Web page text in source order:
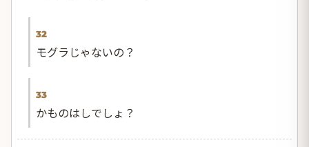
32
モグラじゃないの？
33
かものはしでしょ？